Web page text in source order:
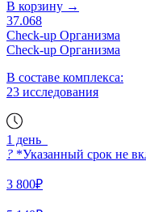
В корзину →
37.068
Check-up Организма
Check-up Организма
В составе комплекса:
23 исследования
1 день
? *Указанный срок не
3 800₽